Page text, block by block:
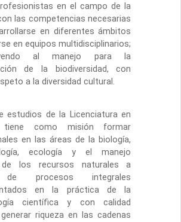
en el campo de la
las competencias necesarias
en diferentes ámbitos
en equipos multidisciplinarios;
al manejo para la
de la biodiversidad, con
a la diversidad cultural.
estudios de la Licenciatura en
tiene como misión formar
en las áreas de la biología,
ecología y el manejo
de los recursos naturales a
de procesos integrales
en la práctica de la
científica y con calidad
generar riqueza en las cadenas